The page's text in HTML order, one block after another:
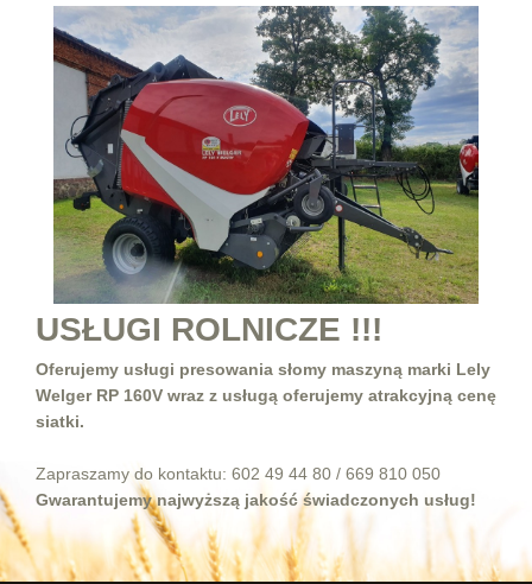
USŁUGI ROLNICZE !!!
Oferujemy usługi presowania słomy maszyną marki Lely
Welger RP 160V wraz z usługą oferujemy atrakcyjną cenę
siatki.
Zapraszamy do kontaktu: 602 49 44 80 / 669 810 050
Gwarantujemy najwyższą jakość świadczonych usług!